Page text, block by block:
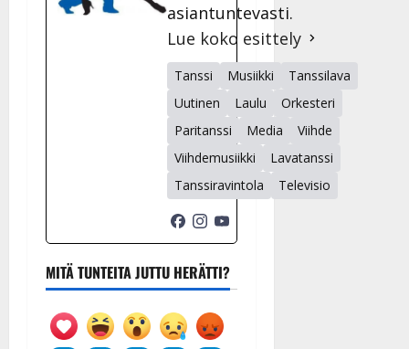
asiantuntevasti.
Lue koko esittely
Tanssi Musiikki
Tanssilava
Uutinen
Laulu
Orkesteri
Paritanssi
Media
Viihde
Viihdemusiikki
Lavatanssi
Tanssiravintola
Televisio
MITÄ TUNTEITA JUTTU HERÄTTI?